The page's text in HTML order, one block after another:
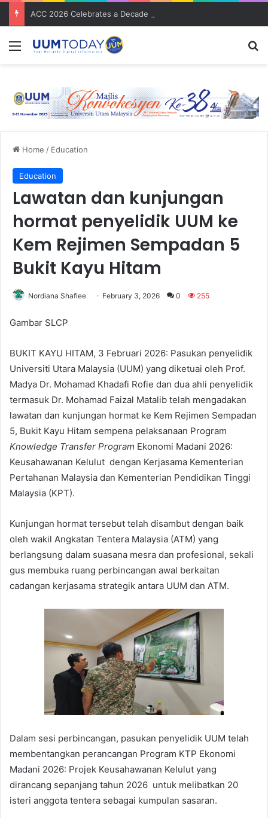
Menu
Home / Education
Education
Lawatan dan kunjungan
hormat penyelidik UUM ke
Kem Rejimen Sempadan 5
Bukit Kayu Hitam
Nordiana Shafiee February 3, 2026 0 255
Gambar SLCP
BUKIT KAYU HITAM, 3 Februari 2026: Pasukan penyelidik
Universiti Utara Malaysia (UUM) yang diketuai oleh Prof.
Madya Dr. Mohamad Khadafi Rofie dan dua ahli penyelidik
termasuk Dr. Mohamad Faizal Matalib telah mengadakan
lawatan dan kunjungan hormat ke Kem Rejimen Sempadan
5, Bukit Kayu Hitam sempena pelaksanaan Program
Knowledge Transfer Program Ekonomi Madani 2026:
Keusahawanan Kelulut dengan Kerjasama Kementerian
Pertahanan Malaysia dan Kementerian Pendidikan Tinggi
Malaysia (KPT).
Kunjungan hormat tersebut telah disambut dengan baik
oleh wakil Angkatan Tentera Malaysia (ATM) yang
berlangsung dalam suasana mesra dan profesional, sekali
gus membuka ruang perbincangan awal berkaitan
cadangan kerjasama strategik antara UUM dan ATM.
Dalam sesi perbincangan, pasukan penyelidik UUM telah
membentangkan perancangan Program KTP Ekonomi
Madani 2026: Projek Keusahawanan Kelulut yang
dirancang sepanjang tahun 2026 untuk melibatkan 20
isteri anggota tentera sebagai kumpulan sasaran.